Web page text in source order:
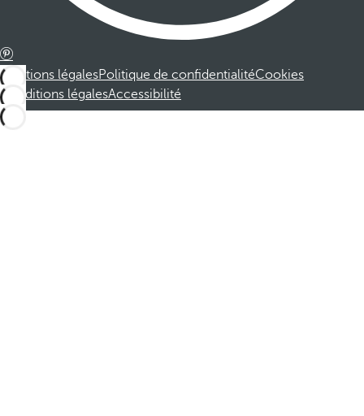
Mentions légalesPolitique de confidentialitéCookies
Conditions légalesAccessibilité